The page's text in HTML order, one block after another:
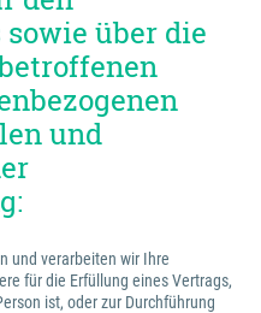
über die
und
und verarbeiten wir Ihre
für die Erfüllung eines Vertrags,
ist, oder zur Durchführung